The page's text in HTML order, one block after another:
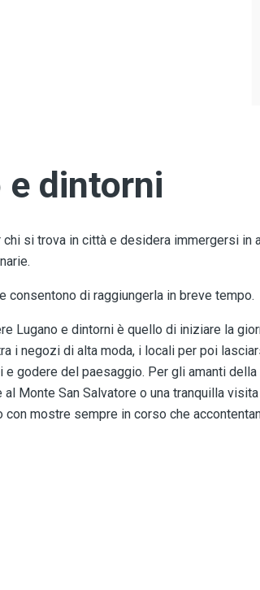
e dintorni
si trova in città e desidera immergersi in
consentono di raggiungerla in breve tempo.
Lugano e dintorni è quello di iniziare la
i negozi di alta moda, i locali per poi
godere del paesaggio. Per gli amanti della
Monte San Salvatore o una tranquilla
con mostre sempre in corso che